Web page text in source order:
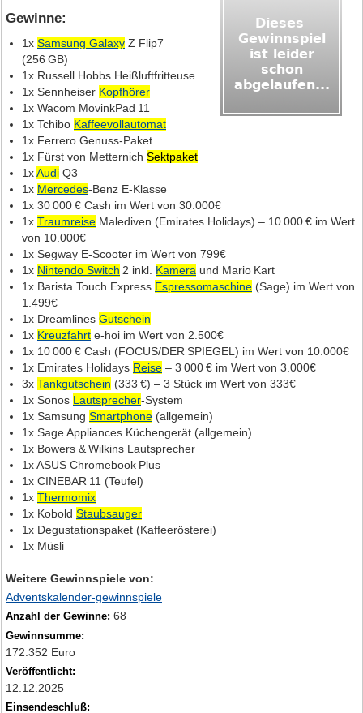
Gewinne:
1x Samsung Galaxy Z Flip7
(256 GB)
1x Russell Hobbs Heißluftfritteuse
1x Sennheiser Kopfhörer
1x Wacom MovinkPad 11
1x Tchibo Kaffeevollautomat
1x Ferrero Genuss‑Paket
1x Fürst von Metternich Sektpaket
1xAudi Q3
1x Mercedes‑Benz E‑Klasse
1x 30 000 € Cash im Wert von 30.000€
1x Traumreise Malediven (Emirates Holidays) – 10 000 € im Wert
von 10.000€
1x Segway E‑Scooter im Wert von 799€
1x Nintendo Switch 2 inkl. Kamera und Mario Kart
1x Barista Touch Express Espressomaschine (Sage) im Wert von
1.499€
1x Dreamlines Gutschein
1x Kreuzfahrt e‑hoi im Wert von 2.500€
1x 10 000 € Cash (FOCUS/DER SPIEGEL) im Wert von 10.000€
1x Emirates Holidays Reise – 3 000 € im Wert von 3.000€
3x Tankgutschein (333 €) – 3 Stück im Wert von 333€
1x Sonos Lautsprecher‑System
1x Samsung Smartphone (allgemein)
1x Sage Appliances Küchengerät (allgemein)
1x Bowers & Wilkins Lautsprecher
1x ASUS Chromebook Plus
1x CINEBAR 11 (Teufel)
1x Thermomix
1x Kobold Staubsauger
1x Degustationspaket (Kaffeerösterei)
1x Müsli
Weitere Gewinnspiele von:
Adventskalender-gewinnspiele
Anzahl der Gewinne: 68
Gewinnsumme:
172.352 Euro
Veröffentlicht:
12.12.2025
Einsendeschluß: